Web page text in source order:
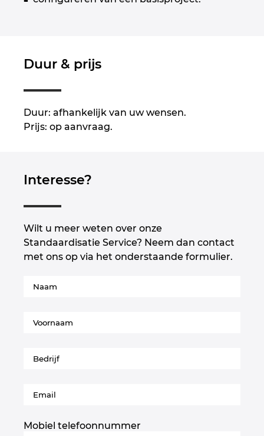
Duur & prijs
Duur: afhankelijk van uw wensen.
Prijs: op aanvraag.
Interesse?
Wilt u meer weten over onze
Standaardisatie Service? Neem dan contact
met ons op via het onderstaande formulier.
Mobiel telefoonnummer
Philippines
Portugal
Slovakia
Slovenia
Switzerland